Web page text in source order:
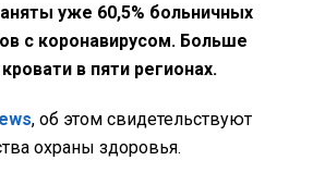
уже 60,5% больничных
с коронавирусом. Больше
в пяти регионах.
, об этом свидетельствуют
охраны здоровья.